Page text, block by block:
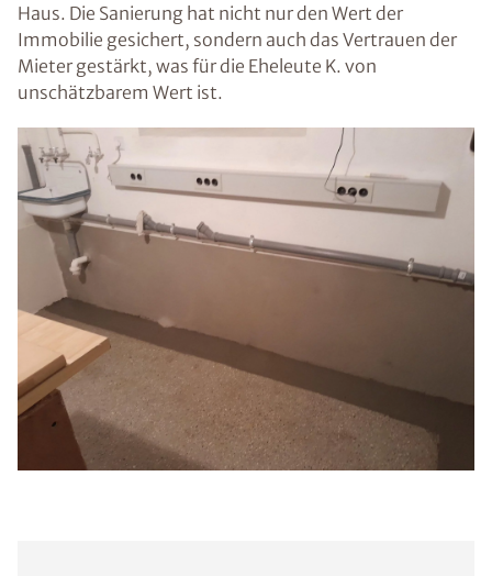
Haus. Die Sanierung hat nicht nur den Wert der
Immobilie gesichert, sondern auch das Vertrauen der
Mieter gestärkt, was für die Eheleute K. von
unschätzbarem Wert ist.